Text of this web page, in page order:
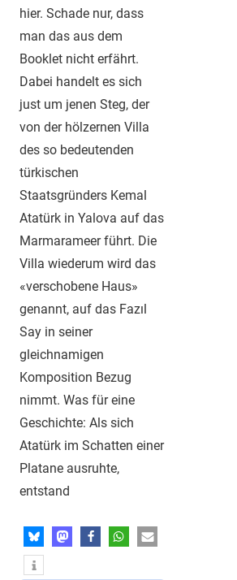
hier. Schade nur, dass
man das aus dem
Booklet nicht erfährt.
Dabei handelt es sich
just um jenen Steg, der
von der hölzernen Villa
des so bedeutenden
türkischen
Staatsgründers Kemal
Atatürk in Yalova auf das
Marmarameer führt. Die
Villa wiederum wird das
«verschobene Haus»
genannt, auf das Fazıl
Say in seiner
gleichnamigen
Komposition Bezug
nimmt. Was für eine
Geschichte: Als sich
Atatürk im Schatten einer
Platane ausruhte,
entstand